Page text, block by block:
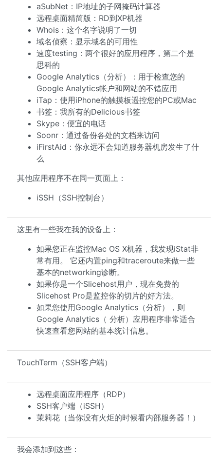
aSubNet：IP地址的子网掩码计算器
远程桌面精简版：RD到XP机器
Whois：这个名字说明了一切
域名侦察：显示域名的可用性
速度testing：两个很好的应用程序，第二个是
思科的
Google Analytics（分析）：用于检查您的
Google Analytics帐户和网站的不错应用
iTap：使用iPhone的触摸板遥控您的PC或Mac
书签：我所有的Delicious书签
Skype：便宜的电话
Soonr：通过备份各处的文档来访问
iFirstAid：你永远不会知道服务器机房发生了什
么
其他应用程序不在同一页面上：
iSSH（SSH控制台）
这里有一些我在我的设备上：
如果您正在监控Mac OS X机器，我发现iStat非
常有用。 它还内置ping和traceroute来做一些
基本的networking诊断。
如果你是一个Slicehost用户，现在免费的
Slicehost Pro是监控你的切片的好方法。
如果您使用Google Analytics（分析），则
Google Analytics（ 分析）应用程序非常适合
快速查看您网站的基本统计信息。
TouchTerm（SSH客户端）
远程桌面应用程序（RDP）
SSH客户端（iSSH）
茉莉花（当你没有火炬的时候看内部服务器！）
我会添加到这些：